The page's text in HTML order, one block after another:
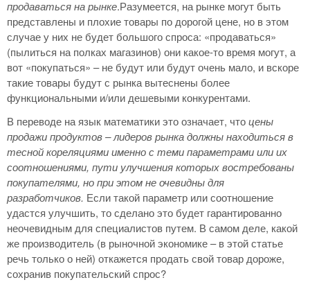
продаваться на рынке.Разумеется, на рынке могут быть
представлены и плохие товары по дорогой цене, но в этом
случае у них не будет большого спроса: «продаваться»
(пылиться на полках магазинов) они какое-то время могут, а
вот «покупаться» – не будут или будут очень мало, и вскоре
такие товары будут с рынка вытеснены более
функциональными и/или дешевыми конкурентами.
В переводе на язык математики это означает, чтоцены
продажи продуктов – лидеров рынка должны находиться в
тесной кореляциями именно с теми параметрами или их
соотношениями, пути улучшения которых востребованы
покупателями, но при этом не очевидны для
разработчиков. Если такой параметр или соотношение
удастся улучшить, то сделано это будет гарантированно
неочевидным для специалистов путем. В самом деле, какой
же производитель (в рыночной экономике – в этой статье
речь только о ней) откажется продать свой товар дороже,
сохранив покупательский спрос?